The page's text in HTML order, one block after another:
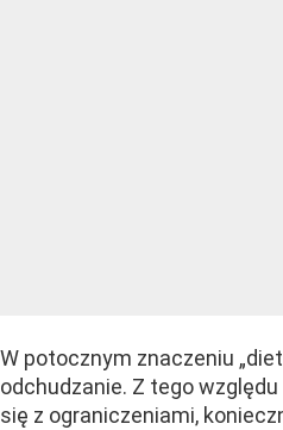
W potocznym znaczeniu
odchudzanie. Z tego
się z ograniczeniami,